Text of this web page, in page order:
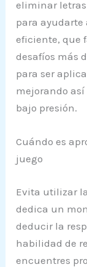
eliminar
para ayudarte
eficiente, que
desafíos más
para ser
mejorando
bajo presión.
Cuándo es
juego
Evita utilizar
dedica un
deducir la
habilidad de
encuentres